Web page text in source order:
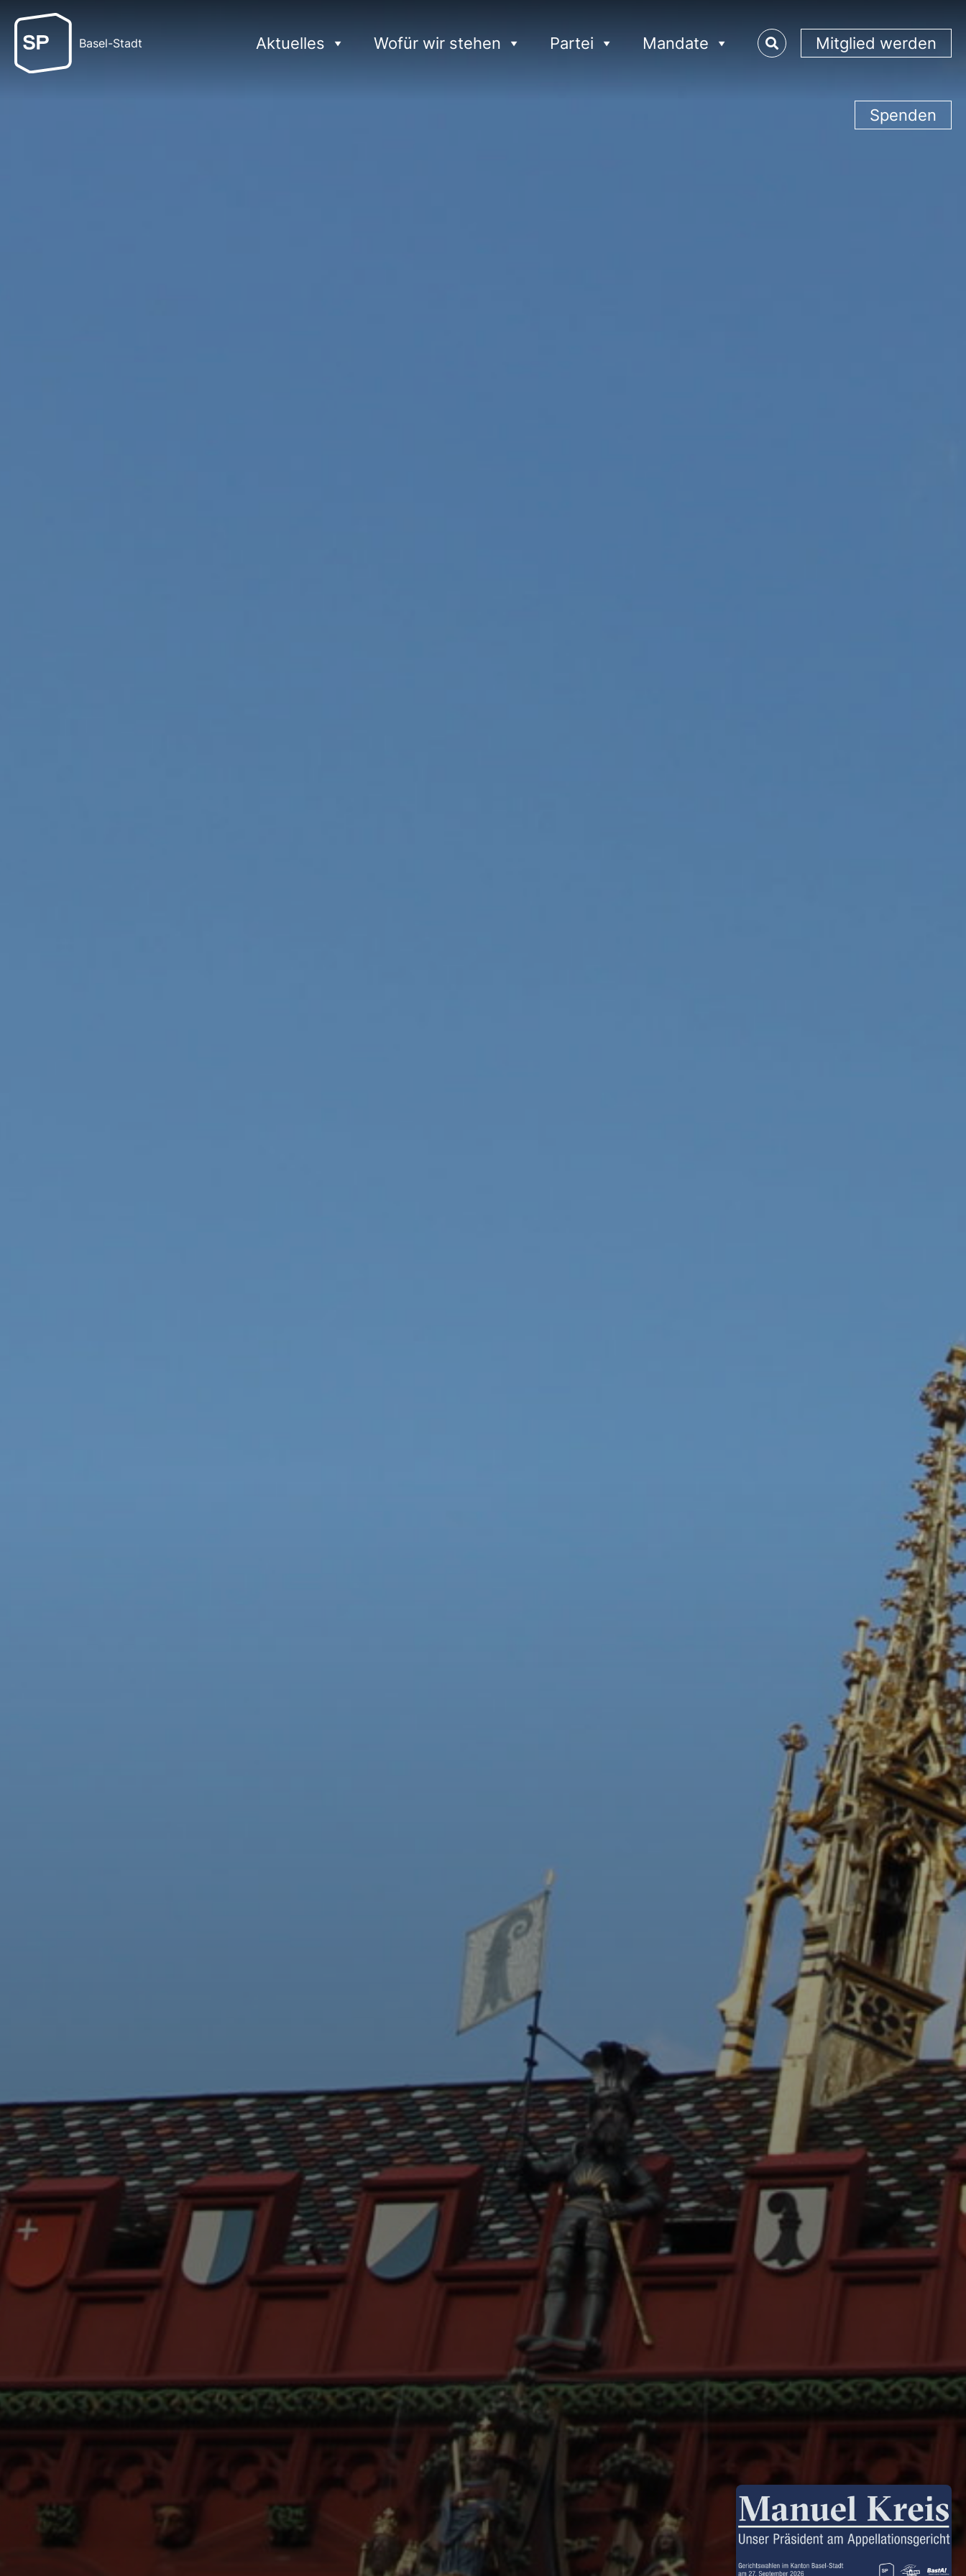
Basel-Stadt Aktuelles Wofür wir stehen Partei Mandate Mitglied werden
Spenden